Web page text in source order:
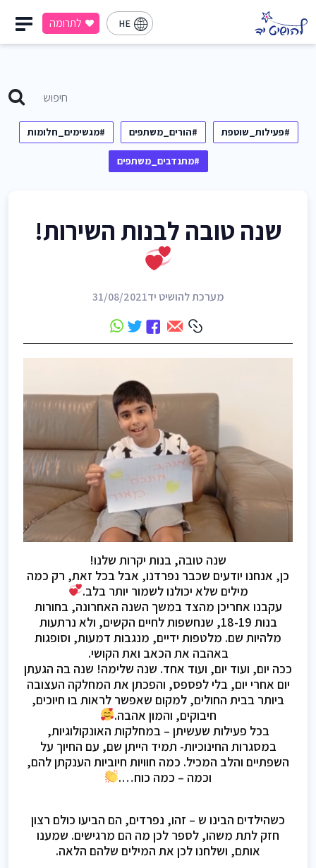
HE לתרומה
#פעילות_שוטפת #הורים_משתפים #מגשימים_חלומות
#מתנדבים_משתפים
שנה טובה לבנות השירות!
מערכת להושיט יד31/08/2021
שנה טובה, בנות יקרות שלנו!
כן, אנחנו יודעים שכבר נפרדנו, אבל בכל זאת, רק כמה
מילים שלא יכולנו לשמור יותר בלב.
עקבנו אחריכן מהצד במשך השנה האחרונה, בחורות
בנות 18-19, שנחשפות לחיים הקשים, ולא נרתעות
מלהיות שם. מלטפות ידיים, מנגבות דמעות, וסופגות
באהבה את הכאב ואת הקושי.
ככה יום, ועוד יום, ועוד אחד. שנה שלימה! שנה בה הגעתן
יום אחרי יום, בלי לפספס, והפכתן את המחלקה העצובה
ביותר בבית החולים, למקום שאפשר לראות בו חיוכים,
חיבוקים, והמון אהבה.
בכל פעילות שעשיתן – במחלקות האונקולוגיות,
במסגרות החינוכיות- תמיד הייתן שם, עם החיוך על
השפתיים והלב המכיל. כמה חוויות חיוביות הענקתן להם,
וכמה – כמה כוח….
כשהילדים הבינו ש – זהו, נפרדים, הם הביעו כולם רצון
חזק לתת משהו, לספר לכן מה הם מרגישים. שמענו
אותם, ושלחנו לכן את המילים שלהם הלאה.